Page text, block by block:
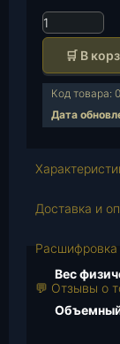
К
о
и
т
о
о
а
🛒 В
Код товара:
Дата
Доставка и
Расшифровка
💬 Отзывы о
Вес